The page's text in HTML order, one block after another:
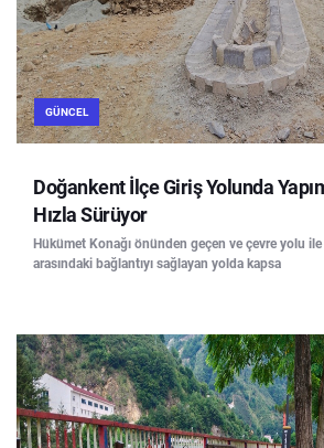
GÜNCEL
Doğankent İlçe Giriş Yolunda
Hızla Sürüyor
Hükümet Konağı önünden geçen ve çevre yolu
arasındaki bağlantıyı sağlayan yolda kapsa